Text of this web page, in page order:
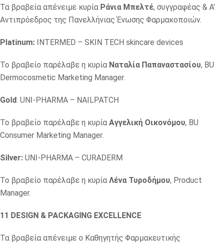
Τα βραβεία απένειμε κυρία Ράνια Μπελτέ, συγγραφέας & Α’
Αντιπρόεδρος της Πανελλήνιας Ένωσης Φαρμακοποιών.
Platinum: INTERMED – SKIN TECH skincare devices
Το βραβείο παρέλαβε η κυρία Ναταλία Παπαναστασίου, BU
Dermocosmetic Marketing Manager.
Gold: UNI-PHARMA – NAILPATCH
Το βραβείο παρέλαβε η κυρία Αγγελική Οικονόμου, BU
Consumer Marketing Manager.
Silver: UNI-PHARMA – CURADERM
Το βραβείο παρέλαβε η κυρία Λένα Τυροδήμου, Product
Manager.
11 DESIGN & PACKAGING EXCELLENCE
Τα βραβεία απένειμε ο Καθηγητής Φαρμακευτικής